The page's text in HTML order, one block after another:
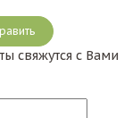
свяжутся с Вами